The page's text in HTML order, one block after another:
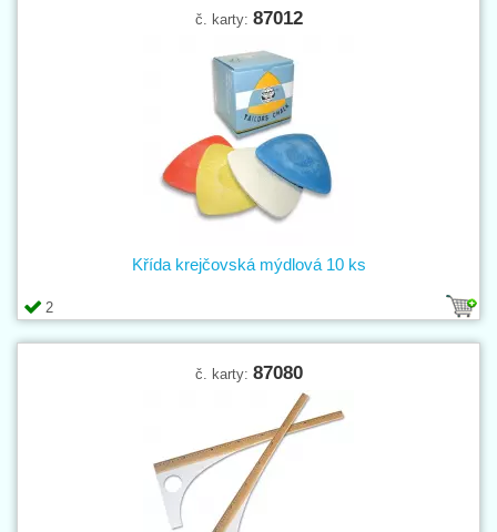
č. karty: 87012
2
Křída krejčovská mýdlová 10 ks
č. karty: 87080